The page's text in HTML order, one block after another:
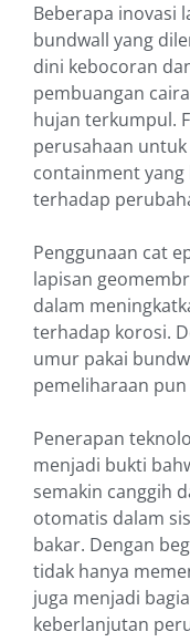
Beberapa inovasi
bundwall yang
dini kebocoran
pembuangan
hujan terkumpul.
perusahaan
containment
terhadap
Penggunaan cat
lapisan
dalam
terhadap korosi.
umur pakai
pemeliharaan
Penerapan
menjadi bukti
semakin canggih
otomatis dalam
bakar. Dengan
tidak hanya
juga menjadi
keberlanjutan